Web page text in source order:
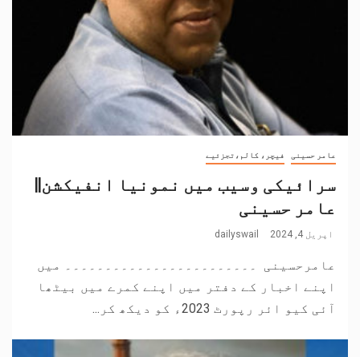
عامر حسینی فیچر، کالم،تجزئیے
سرائیکی وسیب میں نمونیا انفیکشن||
عامر حسینی
اپریل 4, 2024 dailyswail
عامرحسینی ۔۔۔۔۔۔۔۔۔۔۔۔۔۔۔۔۔۔۔۔۔۔۔۔ میں
اپنے اخبار کے دفتر میں اپنے کمرے میں بیٹھا
آئی کیو ائر رپورٹ 2023ء کو دیکھ کر...